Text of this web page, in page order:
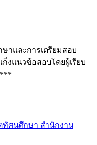
าและการเตรียมสอบ
ก็งแนวข้อสอบโดยผู้เรียบ
***